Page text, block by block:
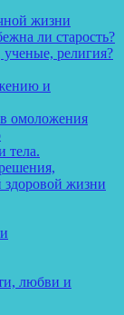
жизни
ли старость?
религия?
и
омоложения
тела.
жизни
любви и